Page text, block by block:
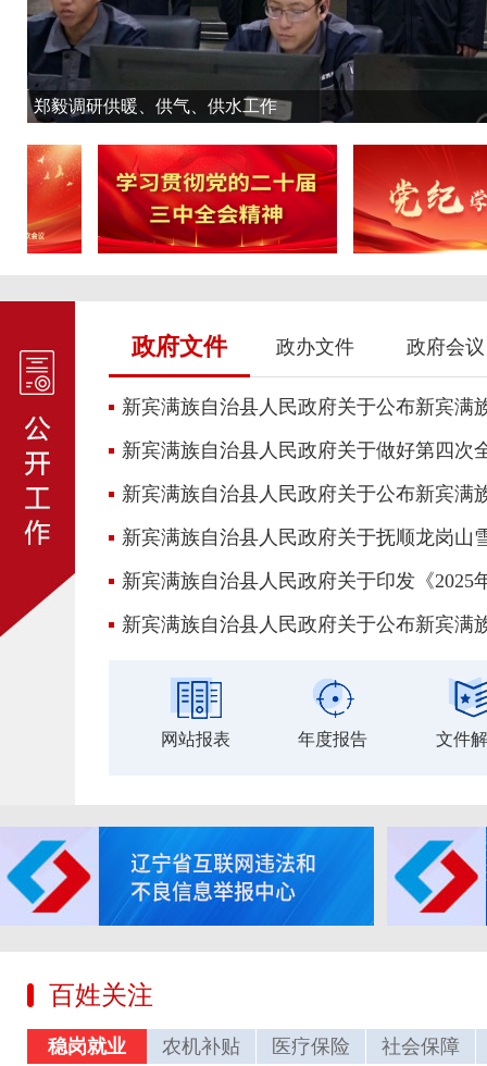
政府文件 政办文件 政府会议
新宾满族自治县人民政府关于做好第四次
新宾满族自治县人民政府关于抚顺龙岗山
网站报表 年度报告 文件
百姓关注
稳岗就业 农机补贴 医疗保险 社会保障